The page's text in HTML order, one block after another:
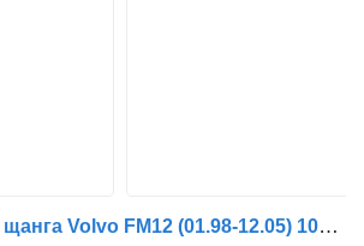
Стабилизираща щанга Volvo FM12 (01.98-12.05) 1075434 22360319 за влекач Volvo FM7-FM12, FM, FMX (1998-2014)